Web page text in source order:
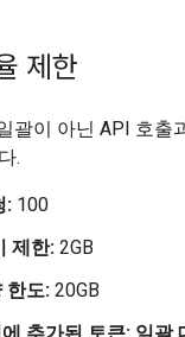
제한
괄이 아닌 API 호출
.
: 100
제한: 2GB
한도: 20GB